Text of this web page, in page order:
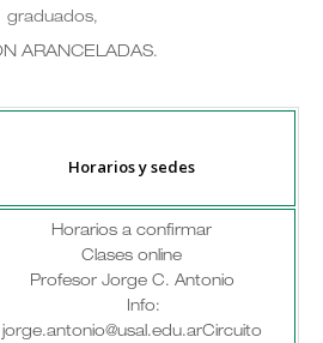
graduados,
ARANCELADAS.
Horarios y sedes
Horarios a confirmar
Clases online
Profesor Jorge C. Antonio
Info:
jorge.antonio@usal.edu.arCircuito